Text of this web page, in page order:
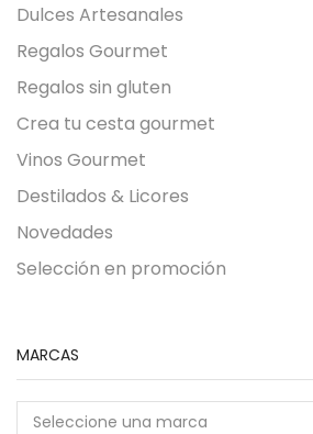
Dulces Artesanales
Regalos Gourmet
Regalos sin gluten
Crea tu cesta gourmet
Vinos Gourmet
Destilados & Licores
Novedades
Selección en promoción
MARCAS